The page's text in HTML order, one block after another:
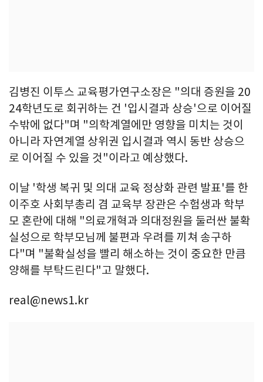
김병진 이투스 교육평가연구소장은 "의대 증원을 20
24학년도로 회귀하는 건 '입시결과 상승'으로 이어질
수밖에 없다"며 "의학계열에만 영향을 미치는 것이
아니라 자연계열 상위권 입시결과 역시 동반 상승으
로 이어질 수 있을 것"이라고 예상했다.
이날 '학생 복귀 및 의대 교육 정상화 관련 발표'를 한
이주호 사회부총리 겸 교육부 장관은 수험생과 학부
모 혼란에 대해 "의료개혁과 의대정원을 둘러싼 불확
실성으로 학부모님께 불편과 우려를 끼쳐 송구하
다"며 "불확실성을 빨리 해소하는 것이 중요한 만큼
양해를 부탁드린다"고 말했다.
real@news1.kr